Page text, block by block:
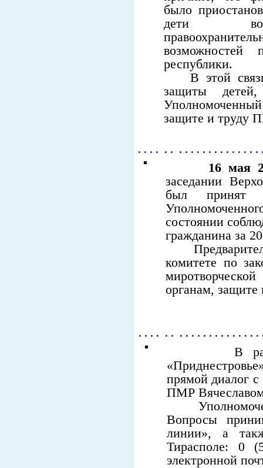
было
дети
республики.
В этой
защиты
защите и труду
. . . . . . . . . . . . . . . . . . . .
16 мая
заседании
был принят
состоянии
гражданина за
комитете по
органам, защите
. . . . . . . . . . . . . . . . . . . .
В рамках
прямой диалог
ПМР
Вопросы
линии», а
Тирасполе: 0
электронной